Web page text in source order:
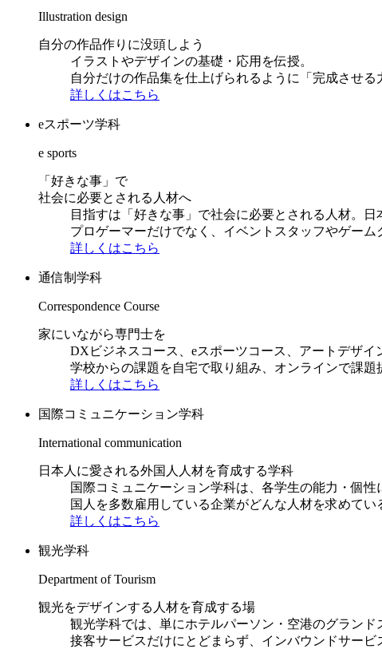
Illustration design
自分の作品作りに没頭しよう
イラストやデザインの基礎・応用を伝授。
自分だけの作品集を仕上げられるように「完成させる
詳しくはこちら
eスポーツ学科
e sports
「好きな事」で
社会に必要とされる人材へ
目指すは「好きな事」で社会に必要とされる人材。
プロゲーマーだけでなく、イベントスタッフやゲーム
詳しくはこちら
通信制学科
Correspondence Course
家にいながら専門士を
DXビジネスコース、eスポーツコース、アートデザイ
学校からの課題を自宅で取り組み、オンラインで課題
詳しくはこちら
国際コミュニケーション学科
International communication
日本人に愛される外国人人材を育成する学科
国際コミュニケーション学科は、各学生の能力・個
国人を多数雇用している企業がどんな人材を求めて
詳しくはこちら
観光学科
Department of Tourism
観光をデザインする人材を育成する場
観光学科では、単にホテルパーソン・空港のグラン
接客サービスだけにとどまらず、インバウンドサー